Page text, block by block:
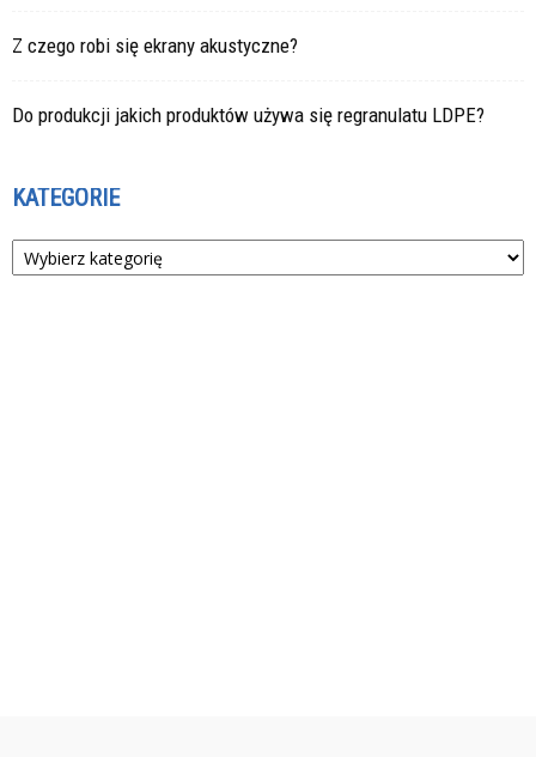
Z czego robi się ekrany akustyczne?
Do produkcji jakich produktów używa się regranulatu LDPE?
KATEGORIE
Kategorie